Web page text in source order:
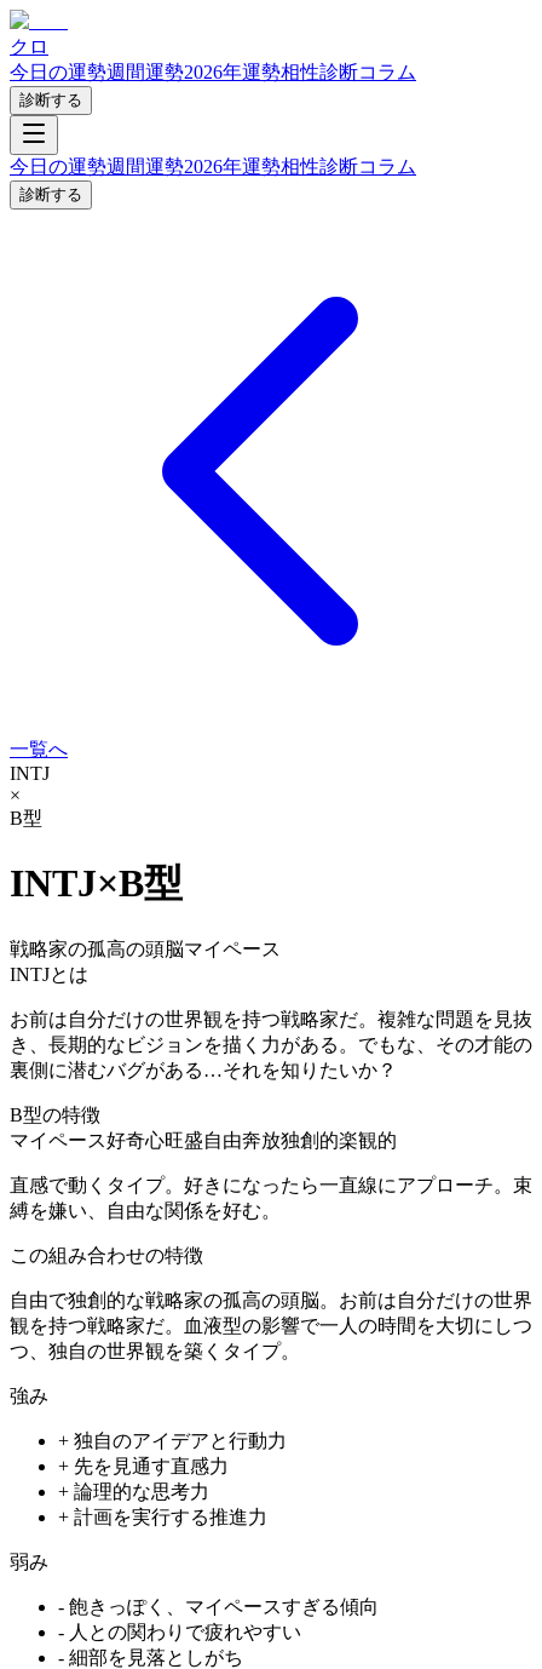
クロ
今日の運勢週間運勢2026年運勢相性診断コラム
診断する
今日の運勢週間運勢2026年運勢相性診断コラム
診断する
一覧へ
INTJ
×
B型
INTJ×B型
戦略家の孤高の頭脳マイペース
INTJとは
お前は自分だけの世界観を持つ戦略家だ。複雑な問題を見抜
き、長期的なビジョンを描く力がある。でもな、その才能の
裏側に潜むバグがある…それを知りたいか？
B型の特徴
マイペース好奇心旺盛自由奔放独創的楽観的
直感で動くタイプ。好きになったら一直線にアプローチ。束
縛を嫌い、自由な関係を好む。
この組み合わせの特徴
自由で独創的な戦略家の孤高の頭脳。お前は自分だけの世界
観を持つ戦略家だ。血液型の影響で一人の時間を大切にしつ
つ、独自の世界観を築くタイプ。
強み
+ 独自のアイデアと行動力
+ 先を見通す直感力
+ 論理的な思考力
+ 計画を実行する推進力
弱み
- 飽きっぽく、マイペースすぎる傾向
- 人との関わりで疲れやすい
- 細部を見落としがち